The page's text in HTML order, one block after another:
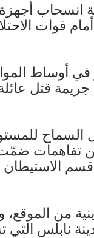
انسحاب
قوات
في أوساط
قتل
السماح
نحو 25 عامًا، وذلك
من
نابلس التي